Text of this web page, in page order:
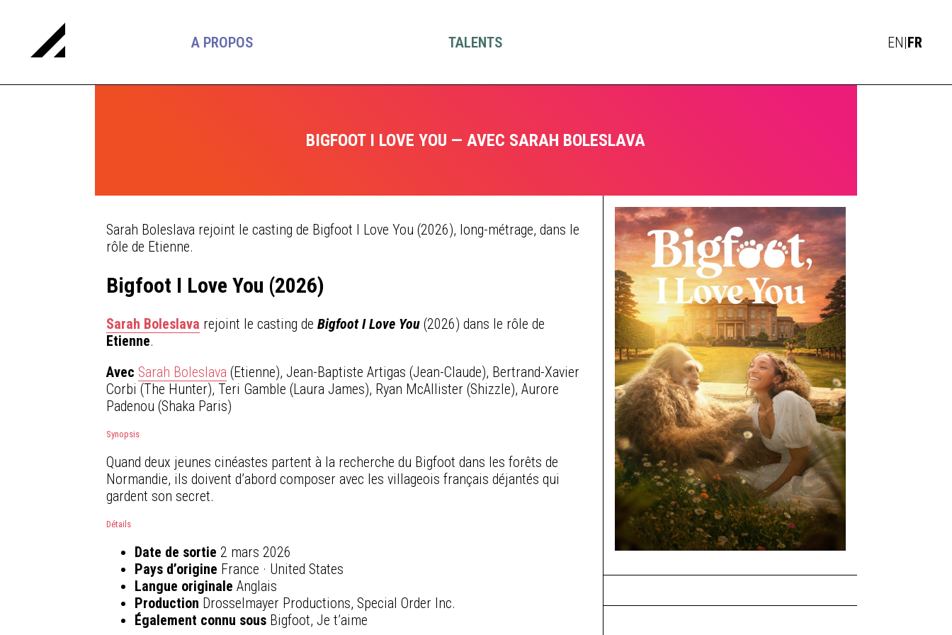
A PROPOS TALENTS EN|FR
BIGFOOT I LOVE YOU — AVEC SARAH BOLESLAVA
Sarah Boleslava rejoint le casting de Bigfoot I Love You (2026), long-métrage, dans le
rôle de Etienne.
Bigfoot I Love You (2026)
Sarah Boleslava rejoint le casting deBigfoot I Love You (2026) dans le rôle de
Etienne.
Avec Sarah Boleslava (Etienne), Jean-Baptiste Artigas (Jean-Claude), Bertrand-Xavier
Corbi (The Hunter), Teri Gamble (Laura James), Ryan McAllister (Shizzle), Aurore
Padenou (Shaka Paris)
Synopsis
Quand deux jeunes cinéastes partent à la recherche du Bigfoot dans les forêts de
Normandie, ils doivent d’abord composer avec les villageois français déjantés qui
gardent son secret.
Détails
Date de sortie 2 mars 2026
Pays d’origine France · United States
Langue originale Anglais
Production Drosselmayer Productions, Special Order Inc.
Également connu sous Bigfoot, Je t’aime